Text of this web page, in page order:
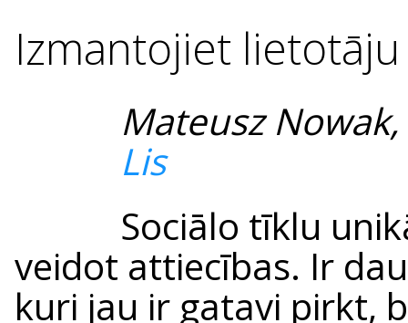
Izmantojiet
Mateusz
Lis
Sociālo tīklu
veidot attiecības. Ir
kuri jau ir gatavi pirkt,